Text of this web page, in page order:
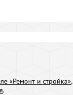
«Ремонт и стройка»,
.